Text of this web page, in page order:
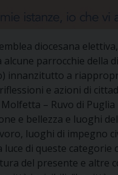
diocesana
parrocchie della
a
e azioni di
– Ruvo di
e bellezza e luoghi
luoghi di impegno
di queste categorie
del presente e altre